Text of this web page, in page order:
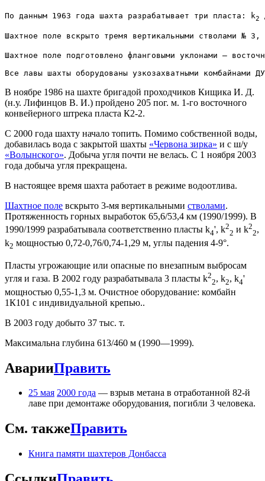
По данным 1963 года шахта разрабатывает три пласта: k2
Шахтное поле вскрыто тремя вертикальными стволами №
Шахтное поле подготовлено фланговыми уклонами —
В ноябре 1986 на шахте бригадой проходчиков Кищика И. Д.
(н.у. Лифинцов В. И.) пройдено 205 пог. м. 1-го восточного
конвейерного штрека пласта К2-2.
С 2000 года шахту начало топить. Помимо собственной воды,
добавилась вода с закрытой шахты «Червона зирка» и с ш/у
«Волынского». Добыча угля почти не велась. С 1 ноября 2003
года добыча угля прекращена.
В настоящее время шахта работает в режиме водоотлива.
Шахтное поле вскрыто 3-мя вертикальными стволами.
Протяженность горных выработок 65,6/53,4 км (1990/1999). В
1990/1999 разрабатывала соответственно пласты k4', k2
2 и k2
2,
k2 мощностью 0,72-0,76/0,74-1,29 м, углы падения 4-9°.
Пласты угрожающие или опасные по внезапным выбросам
угля и газа. В 2002 году разрабатывала 3 пласты k2
2, k2, k4'
мощностью 0,55-1,3 м. Очистное оборудование: комбайн
1К101 с индивидуальной крепью..
В 2003 году добыто 37 тыс. т.
Максимальна глубина 613/460 м (1990—1999).
АварииПравить
25 мая 2000 года — взрыв метана в отработанной 82-й
лаве при демонтаже оборудования, погибли 3 человека.
См. такжеПравить
Книга памяти шахтеров Донбасса